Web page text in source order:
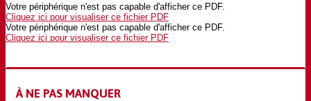
Votre périphérique n'est pas capable d'afficher ce PDF.
Cliquez ici pour visualiser ce fichier PDF
Votre périphérique n'est pas capable d'afficher ce PDF.
Cliquez ici pour visualiser ce fichier PDF
À NE PAS MANQUER